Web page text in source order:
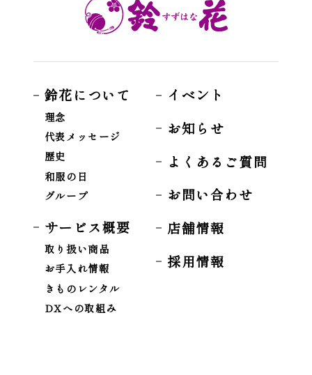
鈴花について
理念
代表メッセージ
歴史
和服の日
グループ
サービス概要
取り扱い商品
お手入れ情報
きものレンタル
DXへの取組み
イベント
お知らせ
よくあるご質問
お問い合わせ
店舗情報
採用情報